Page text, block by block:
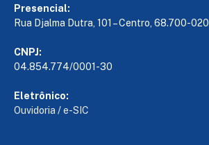
Presencial:
Rua Djalma Dutra, 101 – Centro, 68.700-020
CNPJ:
04.854.774/0001-30
Eletrônico:
Ouvidoria /e-SIC